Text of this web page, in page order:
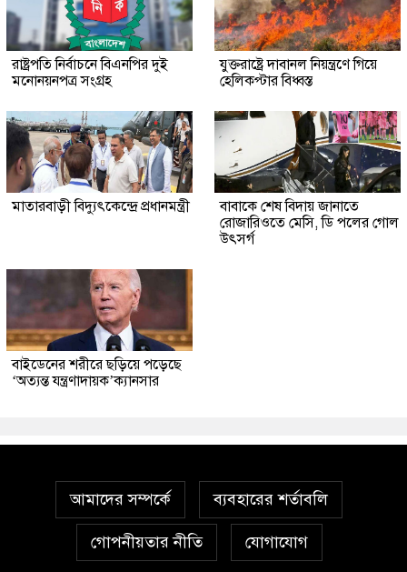
রাষ্ট্রপতি নির্বাচনে বিএনপির দুই
মনোনয়নপত্র সংগ্রহ
যুক্তরাষ্ট্রে দাবানল নিয়ন্ত্রণে গিয়ে
হেলিকপ্টার বিধ্বস্ত
মাতারবাড়ী বিদ্যুৎকেন্দ্রে প্রধানমন্ত্রী
বাবাকে শেষ বিদায় জানাতে
রোজারিওতে মেসি, ডি পলের গোল
উৎসর্গ
বাইডেনের শরীরে ছড়িয়ে পড়েছে
‘অত্যন্ত যন্ত্রণাদায়ক’ক্যানসার
আমাদের সম্পর্কে ব্যবহারের শর্তাবলি
গোপনীয়তার নীতি যোগাযোগ